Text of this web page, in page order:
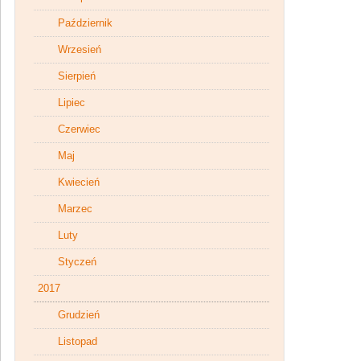
Październik
Wrzesień
Sierpień
Lipiec
Czerwiec
Maj
Kwiecień
Marzec
Luty
Styczeń
2017
Grudzień
Listopad